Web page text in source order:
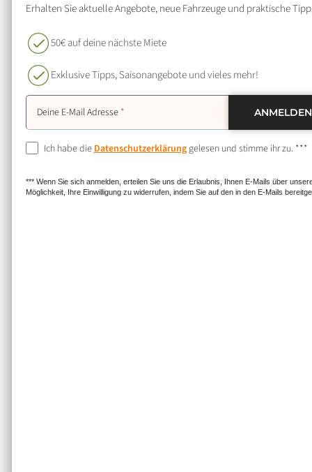
Erhalten Sie aktuelle Angebote, neue Fahrzeuge und praktische
50€ auf deine nächste Miete
Exklusive Tipps, Saisonangebote und vieles mehr!
Deine E-Mail Adresse
Ich habe dieDatenschutzerklärunggelesen und stimme ihr zu. ***
*** Wenn Sie sich anmelden, erteilen Sie uns die Erlaubnis, Ihnen E-Mails über
Möglichkeit, Ihre Einwilligung zu widerrufen, indem Sie auf den in den E-Mails